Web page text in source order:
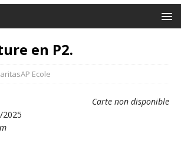
en P2.
Ecole
Carte non disponible
2025